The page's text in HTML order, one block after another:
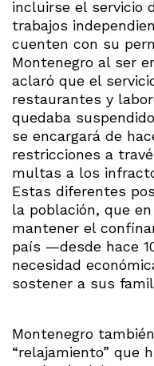
incluirse el servicio
trabajos
cuenten con su
Montenegro al ser
aclaró que el
restaurantes y
quedaba
se encargará de
restricciones a
multas a los
Estas diferentes
la población, que
mantener el
país —desde hace
necesidad
sostener a sus
Montenegro
“relajamiento” que